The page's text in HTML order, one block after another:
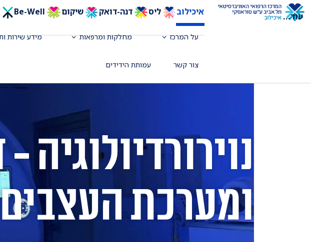
איכילוב ליס דנה-דואק שיקום Be-Well
על המרכז מחלקות ומרפאות מידע שירות
צור קשר עמותת הידידים
עוד...
ומערכת העצבים